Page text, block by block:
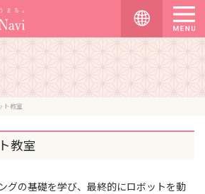
ト教室
教室
グの基礎を学び、最終的にロボットを動